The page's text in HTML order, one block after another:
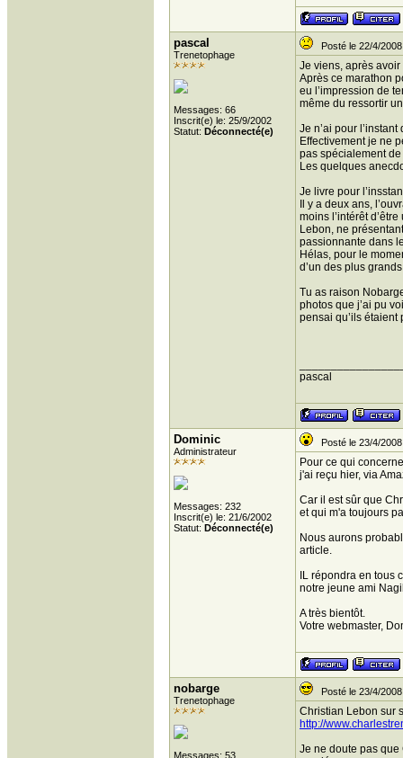
pascal
Trenetophage
Messages: 66
Inscrit(e) le: 25/9/2002
Statut: Déconnecté(e)
Posté le 22/4/
Je viens, après
Après ce marathon
eu l’impression de
même du ressortir
Je n’ai pour
Effectivement je ne
pas spécialement
Les quelques
Je livre pour
Il y a deux ans,
moins l’intérêt
Lebon, ne
passionnante dans
Hélas, pour le
d’un des plus
Tu as raison
photos que j’ai pu
pensai qu’ils étaient
pascal
Dominic
Administrateur
Messages: 232
Inscrit(e) le: 21/6/2002
Statut: Déconnecté(e)
Posté le 23/4/
Pour ce qui
j'ai reçu hier, via
Car il est sûr que
et qui m'a toujours
Nous aurons
article.
IL répondra en tous
notre jeune ami
A très bientôt.
Votre webmaster,
nobarge
Trenetophage
Messages: 53
Posté le 23/4/
Christian Lebon sur
http://
Je ne doute pas